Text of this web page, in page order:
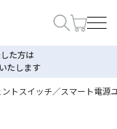
た方は
たします
トスイッチ／スマート電源